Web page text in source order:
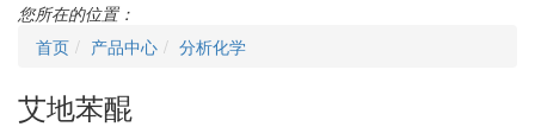
您所在的位置：
首页
产品中心 分析化学
艾地苯醌